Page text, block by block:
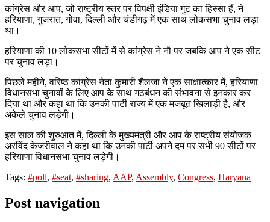
कांग्रेस और आप, जो राष्ट्रीय स्तर पर विपक्षी इंडिया गुट का हिस्सा हैं, ने
हरियाणा, गुजरात, गोवा, दिल्ली और चंडीगढ़ में एक साथ लोकसभा चुनाव लड़ा
था।
हरियाणा की 10 लोकसभा सीटों में से कांग्रेस ने नौ पर जबकि आप ने एक सीट
पर चुनाव लड़ा।
पिछले महीने, वरिष्ठ कांग्रेस नेता कुमारी शैलजा ने एक साक्षात्कार में, हरियाणा
विधानसभा चुनावों के लिए आप के साथ गठबंधन की संभावना से इनकार कर
दिया था और कहा था कि उनकी पार्टी राज्य में एक मजबूत खिलाड़ी है, और
अकेले चुनाव लड़ेगी।
इस साल की शुरुआत में, दिल्ली के मुख्यमंत्री और आप के राष्ट्रीय संयोजक
अरविंद केजरीवाल ने कहा था कि उनकी पार्टी अपने दम पर सभी 90 सीटों पर
हरियाणा विधानसभा चुनाव लड़ेगी।
Tags: #poll, #seat, #sharing, AAP, Assembly, Congress, Haryana
Post navigation